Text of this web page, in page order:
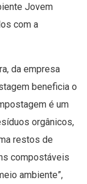
Jovem
com a
da empresa
beneficia o
é um
orgânicos,
restos de
compostáveis
ambiente”,